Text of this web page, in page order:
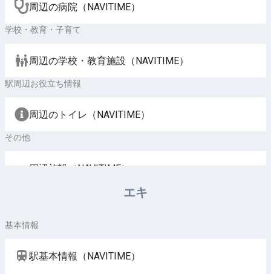
周辺の病院（NAVITIME）
学校・教育・子育て
周辺の学校・教育施設（NAVITIME）
駅周辺お役立ち情報
周辺のトイレ（NAVITIME）
その他
周辺施設（NAVITIME）
エキ
基本情報
駅基本情報（NAVITIME）